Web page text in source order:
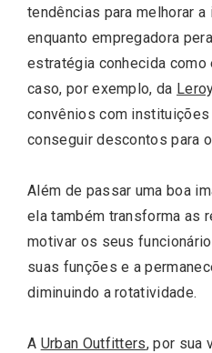
tendências para melhorar a
enquanto empregadora
estratégia conhecida como
caso, por exemplo, da
convênios com
conseguir descontos para
Além de passar uma boa
ela também transforma as
motivar os seus
suas funções e a
diminuindo a rotatividade.
A Urban Outfitters, por sua